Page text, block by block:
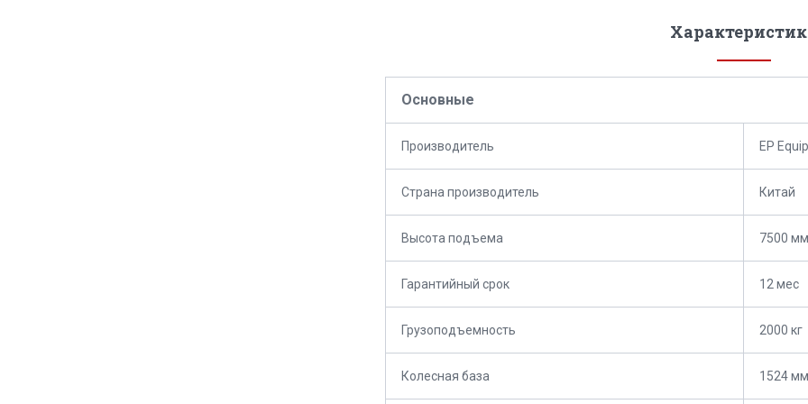
Основные
Производитель EP
Страна производитель Китай
Высота подъема 7500 мм
Гарантийный срок 12 мес
Грузоподъемность 2000 кг
Колесная база 1524 мм